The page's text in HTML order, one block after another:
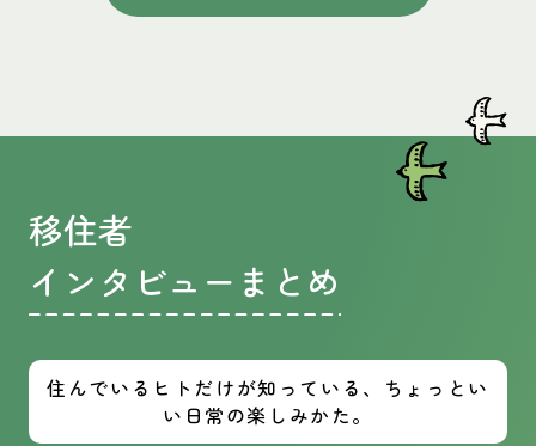
移住者
インタビューまとめ
住んでいるヒトだけが知っている、ちょっとい
い日常の楽しみかた。